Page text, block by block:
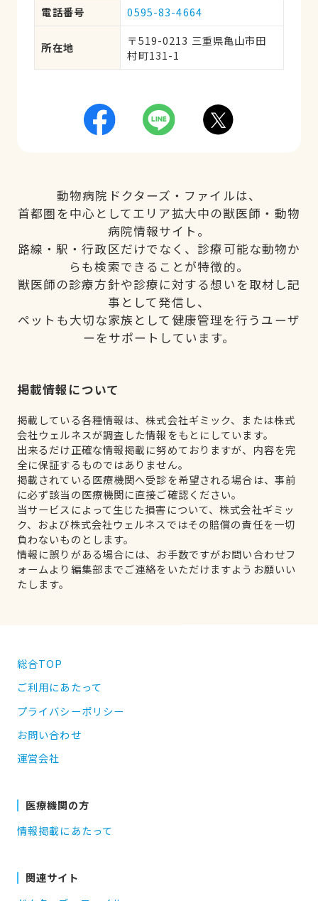
電話番号
0595-83-4664
所在地
〒519-0213 三重県亀山市田
村町131-1
動物病院ドクターズ・ファイルは、
首都圏を中心としてエリア拡大中の獣医師・動物
病院情報サイト。
路線・駅・行政区だけでなく、診療可能な動物か
らも検索できることが特徴的。
獣医師の診療方針や診療に対する想いを取材し記
事として発信し、
ペットも大切な家族として健康管理を行うユーザ
ーをサポートしています。
掲載情報について
掲載している各種情報は、株式会社ギミック、または株式
会社ウェルネスが調査した情報をもとにしています。
出来るだけ正確な情報掲載に努めておりますが、内容を完
全に保証するものではありません。
掲載されている医療機関へ受診を希望される場合は、事前
に必ず該当の医療機関に直接ご確認ください。
当サービスによって生じた損害について、株式会社ギミッ
ク、および株式会社ウェルネスではその賠償の責任を一切
負わないものとします。
情報に誤りがある場合には、お手数ですがお問い合わせフ
ォームより編集部までご連絡をいただけますようお願いい
たします。
総合TOP
ご利用にあたって
プライバシーポリシー
お問い合わせ
運営会社
医療機関の方
情報掲載にあたって
関連サイト